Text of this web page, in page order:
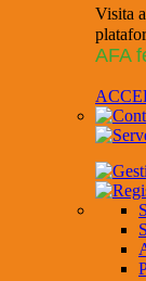
Visita
AFA